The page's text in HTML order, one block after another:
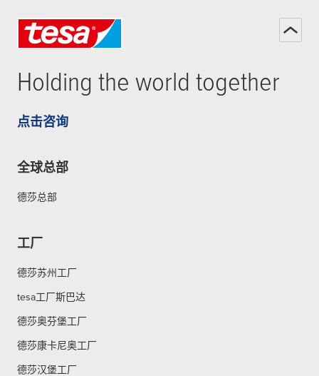
Holding the world together
点击咨询
全球总部
德莎总部
工厂
德莎苏州工厂
tesa工厂斯巴达
德莎奥芬堡工厂
德莎康卡尼奥工厂
德莎汉堡工厂